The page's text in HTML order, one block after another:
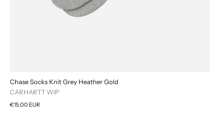
Chase Socks Knit Grey Heather Gold
CARHARTT WIP
€15,00 EUR